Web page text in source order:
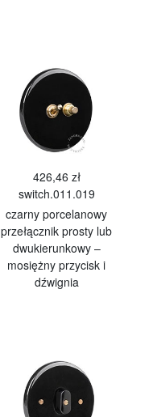
426,46 zł
switch.011.019
czarny porcelanowy
przełącznik prosty lub
dwukierunkowy –
mosiężny przycisk i
dźwignia